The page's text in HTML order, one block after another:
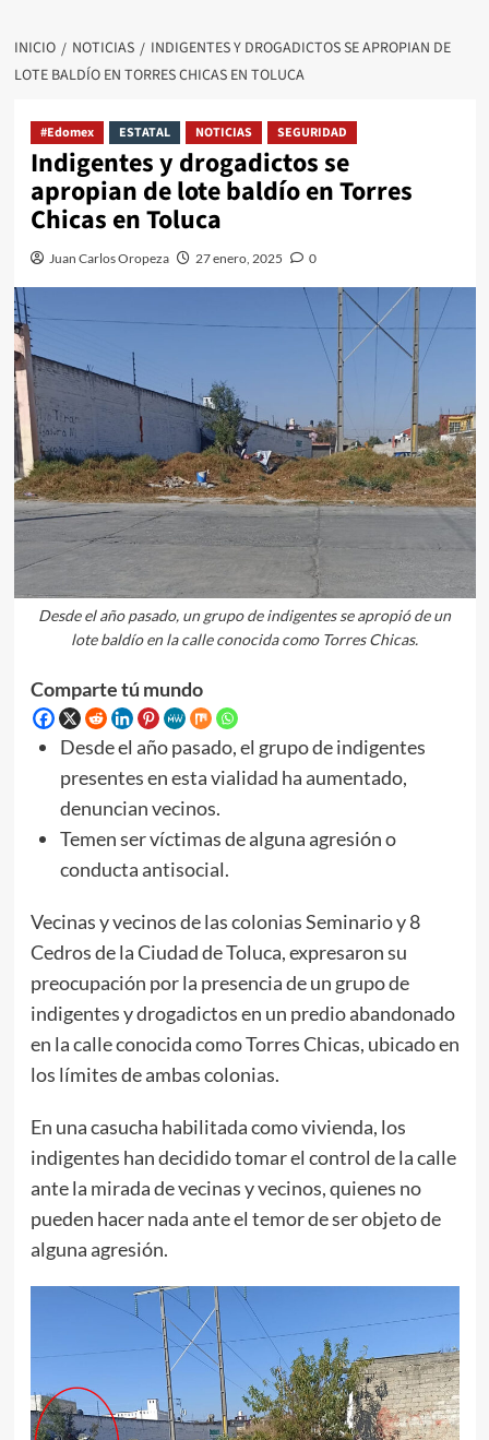
INICIO NOTICIAS
INDIGENTES Y DROGADICTOS SE APROPIAN DE
LOTE BALDÍO EN TORRES CHICAS EN TOLUCA
#Edomex ESTATAL NOTICIAS SEGURIDAD
Indigentes y drogadictos se
apropian de lote baldío en Torres
Chicas en Toluca
Juan Carlos Oropeza 27 enero, 2025 0
Desde el año pasado, un grupo de indigentes se apropió de un
lote baldío en la calle conocida como Torres Chicas.
Comparte tú mundo
Desde el año pasado, el grupo de indigentes
presentes en esta vialidad ha aumentado,
denuncian vecinos.
Temen ser víctimas de alguna agresión o
conducta antisocial.
Vecinas y vecinos de las colonias Seminario y 8
Cedros de la Ciudad de Toluca, expresaron su
preocupación por la presencia de un grupo de
indigentes y drogadictos en un predio abandonado
en la calle conocida como Torres Chicas, ubicado en
los límites de ambas colonias.
En una casucha habilitada como vivienda, los
indigentes han decidido tomar el control de la calle
ante la mirada de vecinas y vecinos, quienes no
pueden hacer nada ante el temor de ser objeto de
alguna agresión.